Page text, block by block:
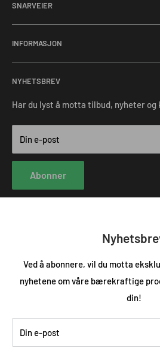
Ved å abonnere, vil du motta
nyhetene om våre bærekraftige
din!
Din e-post
Org.nr:914139570
SNARVEIER
Om oss
Bærekraft
Kundeservice
Tjenester
Blogg
INFORMASJON
Personvern
Angrerett
Salgsbetingelser forbruker
Kontakt oss
NYHETSBREV
Har du lyst å motta tilbud, nyheter og
Din e-post
Abonner